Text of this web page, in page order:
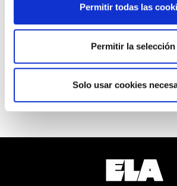
Permitir todas las
Permitir la selección
Solo usar cookies